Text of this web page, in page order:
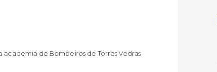
academia de Bombeiros de Torres Vedras